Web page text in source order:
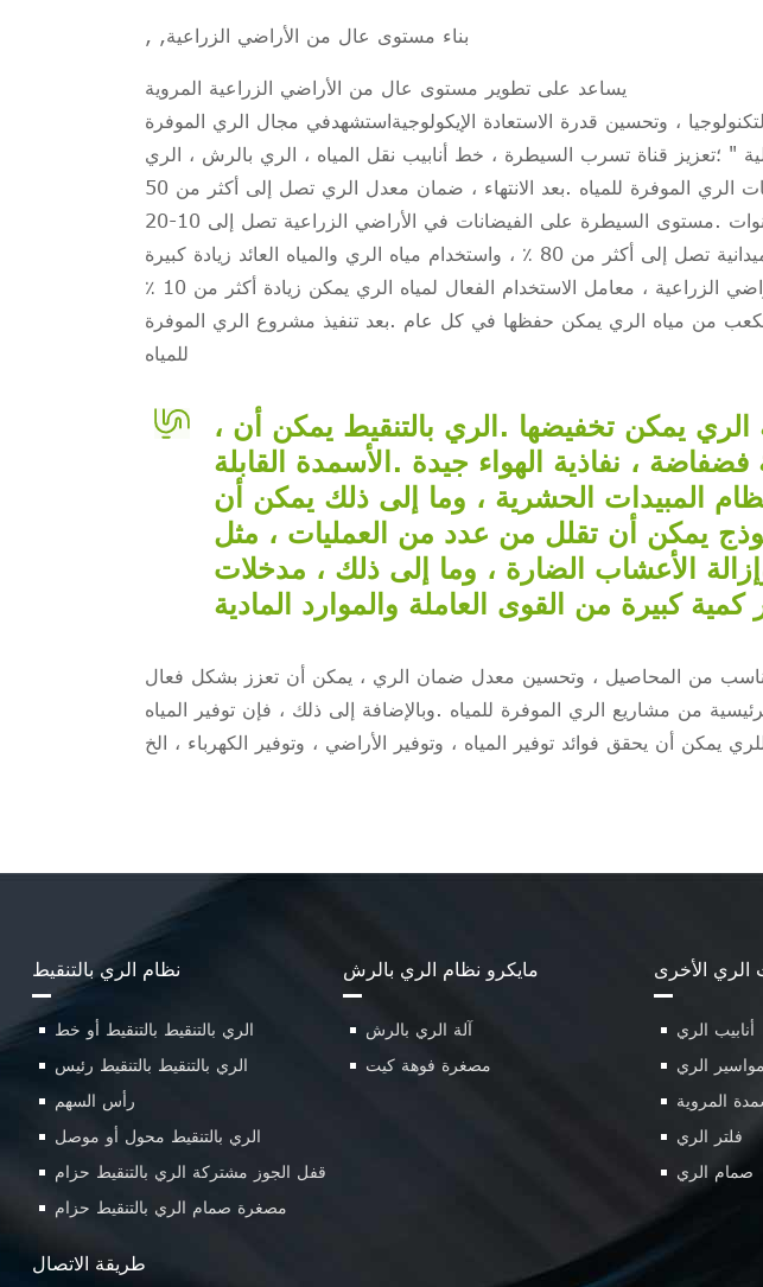
, ,بناء مستوى عال من الأراضي الزراعية
يساعد على تطوير مستوى عال من الأراضي الزراعية المروية
، وتحسين قدرة الاستعادة الإيكولوجيةاستشهدفي مجال الري الموفرة
" ؛تعزيز قناة تسرب السيطرة ، خط أنابيب نقل المياه ، الري بالرش ، الري
الصغيرة ، ثلم الري ، الري ، الأرز وغيرها من تقنيات الري الموفرة للمياه .بعد الانتهاء ، ضمان معدل الري تصل إلى أكثر من 50
٪ ، والصرف الصحي القياسية تصل إلى 5-10 سنوات .مستوى السيطرة على الفيضانات في الأراضي الزراعية تصل إلى 10-20
سنة مرة واحدة ، مطابقة قيم من المشاريع الميدانية تصل إلى أكثر من 80 ٪ ، واستخدام مياه الري والمياه العائد زيادة كبيرة
.استشهدبعد الانتهاء من مستوى عال من الأراضي الزراعية ، معامل الاستخدام الفعال لمياه الري يمكن زيادة أكثر من 10 ٪
، أكثر من 20 مليار متر مكعب من مياه الري يمكن حفظها في كل عام .بعد تنفيذ مشروع الري الموفرة
للمياه
، وتوزيع القوى العاملة في عملية الري يمكن تخفيضها .الري بالتنقيط يمكن أن
فضفاضة ، نفاذية الهواء جيدة .الأسمدة القابلة
المبيدات الحشرية ، وما إلى ذلك يمكن أن
يمكن أن تقلل من عدد من العمليات ، مثل
الأعشاب الضارة ، وما إلى ذلك ، مدخلات
من المحاصيل ، وتحسين معدل ضمان الري ، يمكن أن تعزز بشكل فعال
من مشاريع الري الموفرة للمياه .وبالإضافة إلى ذلك ، فإن توفير المياه
نظام الري بالتنقيط
الري بالتنقيط بالتنقيط أو خط
الري بالتنقيط بالتنقيط رئيس
رأس السهم
الري بالتنقيط محول أو موصل
قفل الجوز مشتركة الري بالتنقيط حزام
مصغرة صمام الري بالتنقيط حزام
مايكرو نظام الري بالرش
آلة الري بالرش
مصغرة فوهة كيت
الري الأخرى
أنابيب الري
مواسير الري
المروية
فلتر الري
صمام الري
طريقة الاتصال